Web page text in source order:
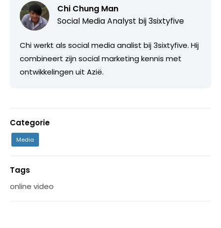
Chi Chung Man
Social Media Analyst bij3sixtyfive
Chi werkt als social media analist bij 3sixtyfive. Hij
combineert zijn social marketing kennis met
ontwikkelingen uit Azië.
Categorie
Media
Tags
online video